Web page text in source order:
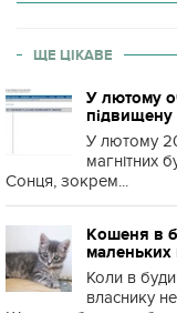
ЩЕ ЦІКАВЕ
У лютому
підвищену
У лютому
магнітних
Сонця, зокрем...
Кошеня в
маленьких
Коли в
власнику